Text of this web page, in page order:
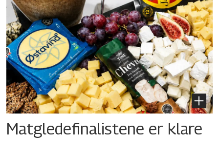
Matgledefinalistene er klare